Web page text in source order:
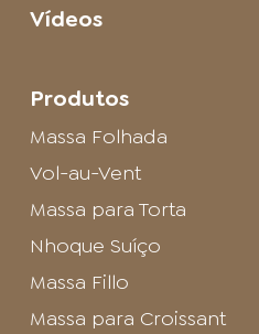
Vídeos
Produtos
Massa Folhada
Vol-au-Vent
Massa para Torta
Nhoque Suíço
Massa Fillo
Massa para Croissant